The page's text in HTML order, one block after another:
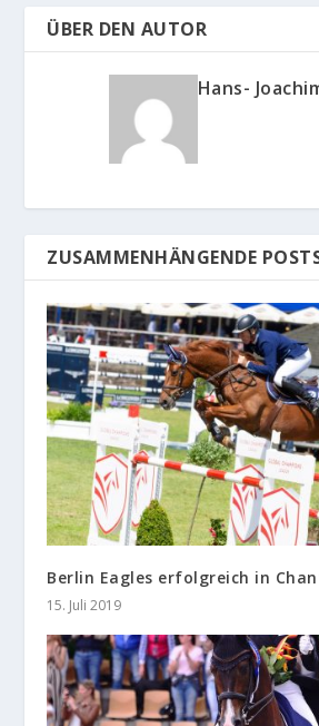
ÜBER DEN AUTOR
Hans-
ZUSAMMENHÄNGENDE
Berlin Eagles erfolgreich in
15. Juli 2019